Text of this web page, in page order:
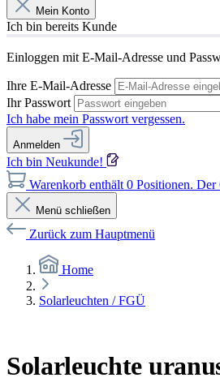
Mein Konto
Ich bin bereits Kunde
Einloggen mit E-Mail-Adresse und
Ihre E-Mail-Adresse
Ihr Passwort
Ich habe mein Passwort vergessen.
Anmelden
Ich bin Neukunde!
Warenkorb enthält 0 Positionen.
Menü schließen
Zurück zum Hauptmenü
Home
Solarleuchten / FGÜ
Solarleuchte